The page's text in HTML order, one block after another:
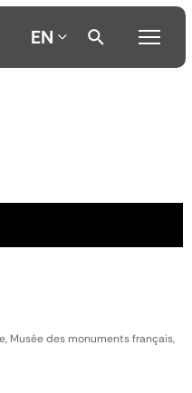
EN
des monuments français,